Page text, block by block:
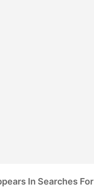
In Searches For